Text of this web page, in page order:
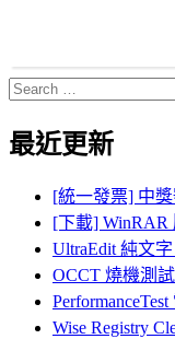
Search
for:
最近更新
[統一發票] 中獎
[下載] WinRAR
UltraEdit 純文
OCCT 燒機測
Wise Registry